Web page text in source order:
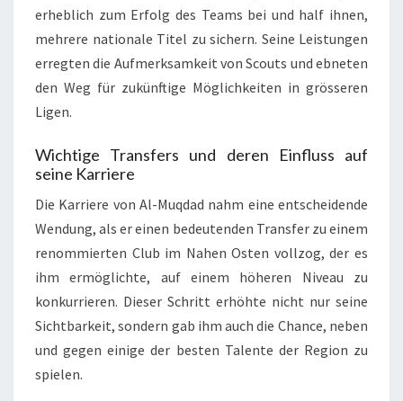
erheblich zum Erfolg des Teams bei und half ihnen,
mehrere nationale Titel zu sichern. Seine Leistungen
erregten die Aufmerksamkeit von Scouts und ebneten
den Weg für zukünftige Möglichkeiten in grösseren
Ligen.
Wichtige Transfers und deren Einfluss auf
seine Karriere
Die Karriere von Al-Muqdad nahm eine entscheidende
Wendung, als er einen bedeutenden Transfer zu einem
renommierten Club im Nahen Osten vollzog, der es
ihm ermöglichte, auf einem höheren Niveau zu
konkurrieren. Dieser Schritt erhöhte nicht nur seine
Sichtbarkeit, sondern gab ihm auch die Chance, neben
und gegen einige der besten Talente der Region zu
spielen.